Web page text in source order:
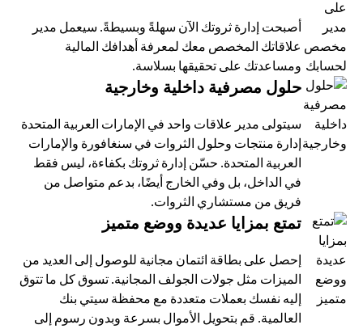
أصبحت إدارة ثروتك الآن سهلةً وبسيطةً. سيعمل مدير
علاقاتك المخصص معك لمعرفة أهدافك المالية
ومساعدتك على تحقيقها بسلاسة.
حلول مصرفية داخلية وخارجية
سيتولى مدير علاقات واحد في الإمارات العربية المتحدة
إدارة منتجات وحلول الثروات في سنغافورة والإمارات
العربية المتحدة. حسّن إدارة ثروتك بكفاءة، ليس فقط
في الداخل، بل وفي الخارج أيضًا، بدعم متواصل من
فريق من مستشاري الثروات.
تمتع بمزايا عديدة ووضع متميز
إحصل على بطاقة ائتمان مجانية للوصول إلى العديد من
الميزات مثل جولات الجولف المجانية. تسوق كل ما تتوق
إليه نفسك بعملات متعددة مع محفظة سيتي بنك
العالمية. قم بتحويل الأموال بسرعة وبدون رسوم إلى